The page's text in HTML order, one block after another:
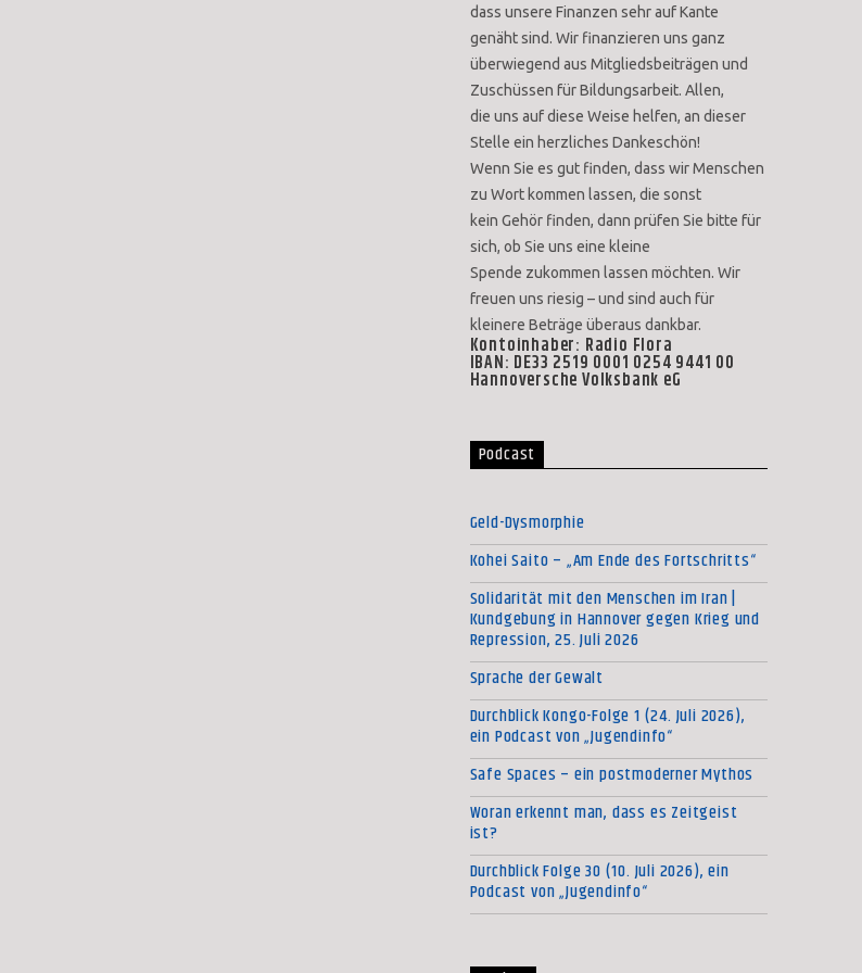
dass unsere Finanzen sehr auf Kante
genäht sind. Wir finanzieren uns ganz
überwiegend aus Mitgliedsbeiträgen und
Zuschüssen für Bildungsarbeit. Allen,
die uns auf diese Weise helfen, an dieser
Stelle ein herzliches Dankeschön!
Wenn Sie es gut finden, dass wir Menschen
zu Wort kommen lassen, die sonst
kein Gehör finden, dann prüfen Sie bitte für
sich, ob Sie uns eine kleine
Spende zukommen lassen möchten. Wir
freuen uns riesig – und sind auch für
kleinere Beträge überaus dankbar.
Kontoinhaber: Radio Flora
IBAN: DE33 2519 0001 0254 9441 00
Hannoversche Volksbank eG
Podcast
Geld-Dysmorphie
Kohei Saito – „Am Ende des Fortschritts“
Solidarität mit den Menschen im Iran |
Kundgebung in Hannover gegen Krieg und
Repression, 25. Juli 2026
Sprache der Gewalt
Durchblick Kongo-Folge 1 (24. Juli 2026),
ein Podcast von „Jugendinfo“
Safe Spaces – ein postmoderner Mythos
Woran erkennt man, dass es Zeitgeist
ist?
Durchblick Folge 30 (10. Juli 2026), ein
Podcast von „Jugendinfo“